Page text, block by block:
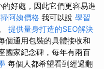
好處，因此它們更容易進
阿姨價格 我可以說 學習
提供量身打造的SEO解決
個通用包裝的具體接收和
國家紀念碑，每年有兩百
每個人都希望看到經過翻